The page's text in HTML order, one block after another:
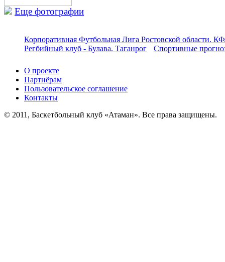
Еще фотографии
Корпоративная Футбольная Лига Ростовской области.
Регбийный клуб - Булава. Таганрог
Спортивные
О проекте
Партнёрам
Пользовательское соглашение
Контакты
© 2011, Баскетбольный клуб «Атаман». Все права защищены.